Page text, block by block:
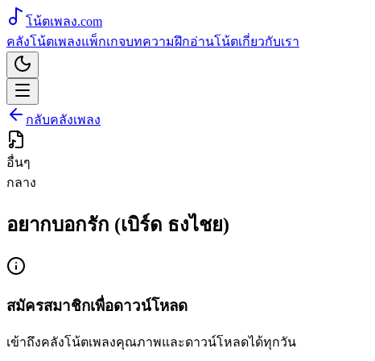
โน้ตเพลง.com
คลังโน้ตเพลงแพ็กเกจบทความฝึกอ่านโน้ตเกี่ยวกับเรา
กลับคลังเพลง
อื่นๆ
กลาง
อยากบอกรัก (เบิร์ด ธงไชย)
สมัครสมาชิกเพื่อดาวน์โหลด
เข้าถึงคลังโน้ตเพลงคุณภาพและดาวน์โหลดได้ทุกวัน